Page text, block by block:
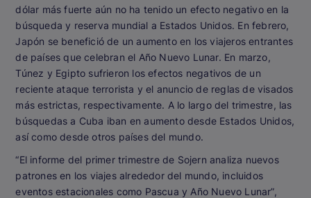
dólar más fuerte aún no ha tenido un efecto negativo en la
búsqueda y reserva mundial a Estados Unidos. En febrero,
Japón se benefició de un aumento en los viajeros entrantes
de países que celebran el Año Nuevo Lunar. En marzo,
Túnez y Egipto sufrieron los efectos negativos de un
reciente ataque terrorista y el anuncio de reglas de visados
más estrictas, respectivamente. A lo largo del trimestre, las
búsquedas a Cuba iban en aumento desde Estados Unidos,
así como desde otros países del mundo.
“El informe del primer trimestre de Sojern analiza nuevos
patrones en los viajes alrededor del mundo, incluidos
eventos estacionales como Pascua y Año Nuevo Lunar”,